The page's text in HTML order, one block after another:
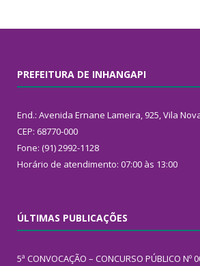
PREFEITURA DE INHANGAPI
End.: Avenida Ernane Lameira, 925, Vila
CEP: 68770-000
Fone: (91) 2992-1128
Horário de atendimento: 07:00 às 13:00
ÚLTIMAS PUBLICAÇÕES
5ª CONVOCAÇÃO – CONCURSO PÚBLICO Nº